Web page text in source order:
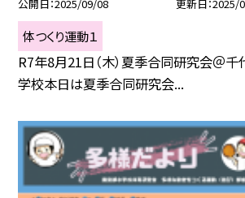
公開日 2025/09/08 更新日 2025/
体つくり運動１
R7年8月21日（木）夏季合同研究会＠
学校本日は夏季合同研究会...